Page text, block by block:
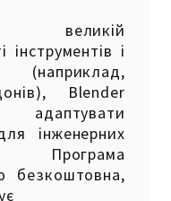
великій
інструментів і
(наприклад,
Blender
інженерних
Програма
безкоштовна,